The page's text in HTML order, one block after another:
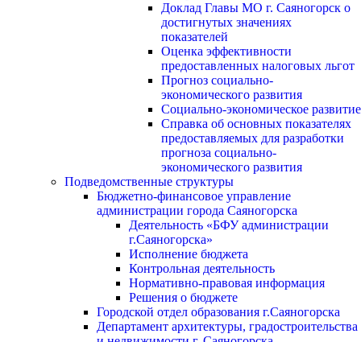
Доклад Главы МО г. Саяногорск о
достигнутых значениях
показателей
Оценка эффективности
предоставленных налоговых льгот
Прогноз социально-
экономического развития
Социально-экономическое развитие
Справка об основных показателях
предоставляемых для разработки
прогноза социально-
экономического развития
Подведомственные структуры
Бюджетно-финансовое управление
администрации города Саяногорска
Деятельность «БФУ администрации
г.Саяногорска»
Исполнение бюджета
Контрольная деятельность
Нормативно-правовая информация
Решения о бюджете
Городской отдел образования г.Саяногорска
Департамент архитектуры, градостроительства